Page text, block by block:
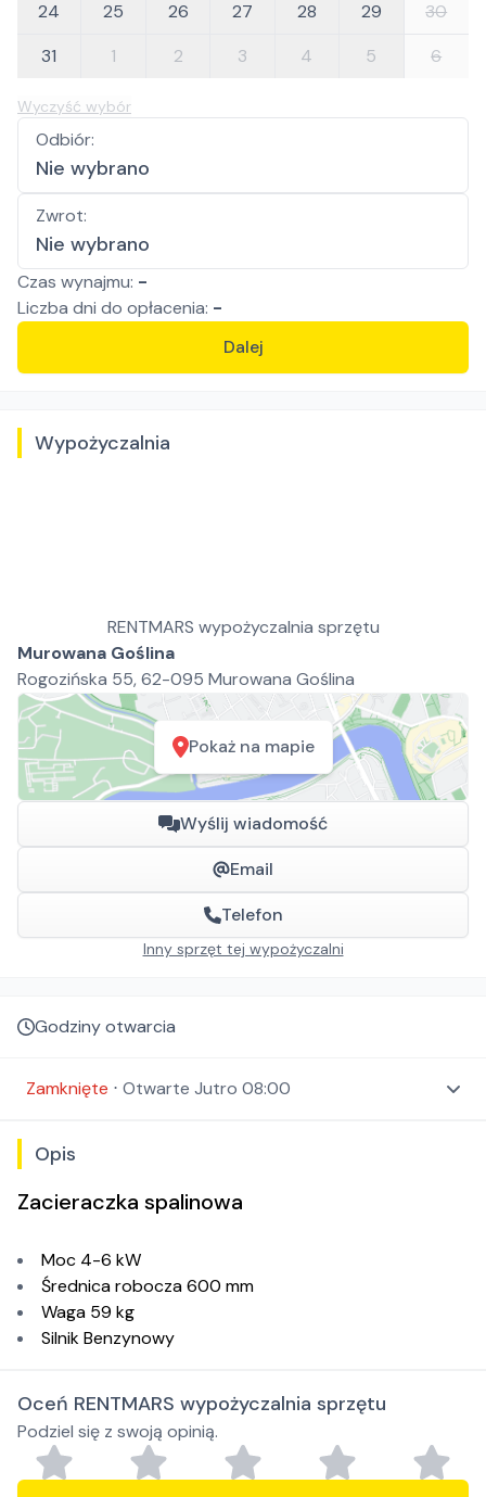
24
25 26 27 28 29
30
31
1 2 3 4 5 6
Wyczyść wybór
Odbiór:
Nie wybrano
Zwrot:
Nie wybrano
Czas wynajmu: -
Liczba dni do opłacenia: -
Dalej
Wypożyczalnia
RENTMARS wypożyczalnia sprzętu
Murowana Goślina
Rogozińska 55, 62-095 Murowana Goślina
Pokaż na mapie
Wyślij wiadomość
Email
Telefon
Inny sprzęt tej wypożyczalni
Godziny otwarcia
Zamknięte ⋅ Otwarte Jutro 08:00
Opis
Zacieraczka spalinowa
Moc 4-6 kW
Średnica robocza 600 mm
Waga 59 kg
Silnik Benzynowy
Oceń RENTMARS wypożyczalnia sprzętu
Podziel się z swoją opinią.